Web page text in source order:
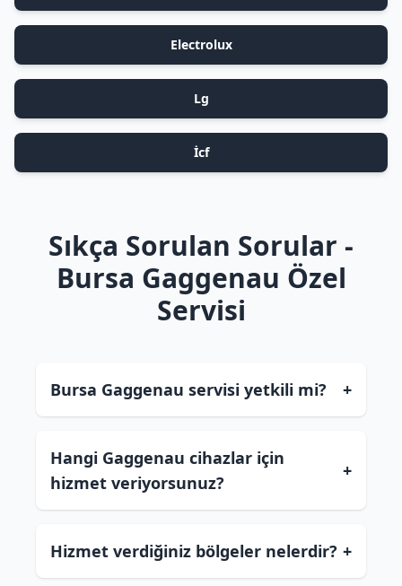
Electrolux
Lg
İcf
Sıkça Sorulan Sorular -
Bursa Gaggenau Özel
Servisi
Bursa Gaggenau servisi yetkili mi? +
Hangi Gaggenau cihazlar için
hizmet veriyorsunuz?
+
Hizmet verdiğiniz bölgeler nelerdir? +